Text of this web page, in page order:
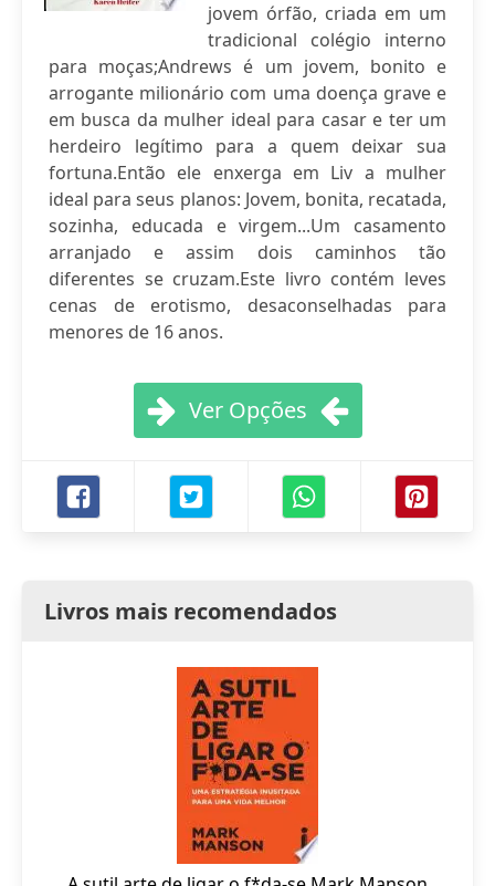
jovem órfão, criada em um
tradicional colégio interno
para moças;Andrews é um jovem, bonito e
arrogante milionário com uma doença grave e
em busca da mulher ideal para casar e ter um
herdeiro legítimo para a quem deixar sua
fortuna.Então ele enxerga em Liv a mulher
ideal para seus planos: Jovem, bonita, recatada,
sozinha, educada e virgem...Um casamento
arranjado e assim dois caminhos tão
diferentes se cruzam.Este livro contém leves
cenas de erotismo, desaconselhadas para
menores de 16 anos.
Ver Opções
Livros mais recomendados